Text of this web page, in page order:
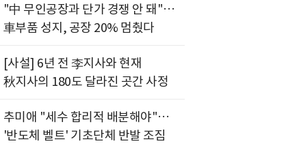
"中 무인공장과 단가 경쟁 안 돼"…
車부품 성지, 공장 20% 멈췄다
[사설] 6년 전 李지사와 현재
秋지사의 180도 달라진 곳간 사정
추미애 "세수 합리적 배분해야"…
'반도체 벨트' 기초단체 반발 조짐